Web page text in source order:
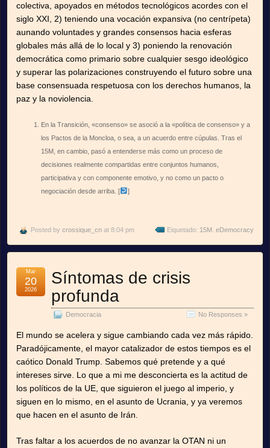
colectiva, apoyados en métodos tecnológicos acordes con el
siglo XXI, 2) teniendo una vocación expansiva (no centrípeta)
aunando voluntades y grandes consensos hacia esferas
globales más allá de lo local y 3) poniendo la renovación
democrática como primario sobre cualquier sesgo ideológico
y superar las polarizaciones construyendo el futuro sobre una
base consensuada respetuosa con los derechos humanos, la
paz y la noviolencia.
En la Transición, «consenso» se asoció a la «política de consenso» y a
los Pactos de la Moncloa, o sea, a un acuerdo entre cúpulas. Tras el
15M, en cambio, pasó a entenderse más como un proceso de
decisiones realmente compartidas entre conjuntos humanos,
participativa y con componente emotivo, y no como un pacto o
negociación desde arriba. [ ]
Posted by crossique_cn at 8:04 pm Eiquetado: 15M. eDemocracy
Síntomas de crisis
profunda
Democracia No Responses »
Mar
20
2026
El mundo se acelera y sigue cambiando cada vez más rápido.
Paradójicamente, el mayor catalizador de estos tiempos es el
caótico Donald Trump. Sabemos qué pretende y a qué
intereses sirve. Lo que a mi me desconcierta es la actitud de
los políticos de la UE, que siguieron el juego al imperio, y
siguen en lo mismo, en el asunto de Ucrania, y ya veremos
que hacen en el asunto de Irán.
Tras faltar a los acuerdos de no avanzar la OTAN ni un